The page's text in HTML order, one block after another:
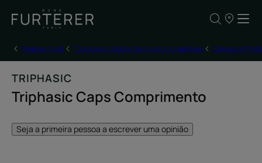
OS
DE
VENDA
Página inicial Todos os produtos de cuidados capilares Cursos de
TRIPHASIC
Triphasic Caps Comprimento
Seja a primeira pessoa a escrever uma opinião